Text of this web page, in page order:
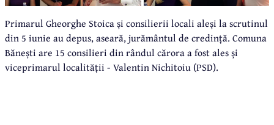
Primarul Gheorghe Stoica și consilierii locali aleși la scrutinul
din 5 iunie au depus, aseară, jurământul de credință. Comuna
Bănești are 15 consilieri din rândul cărora a fost ales și
viceprimarul localității - Valentin Nichitoiu (PSD).